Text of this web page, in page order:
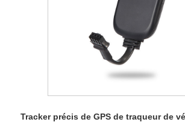
Tracker précis de GPS de traqueur de